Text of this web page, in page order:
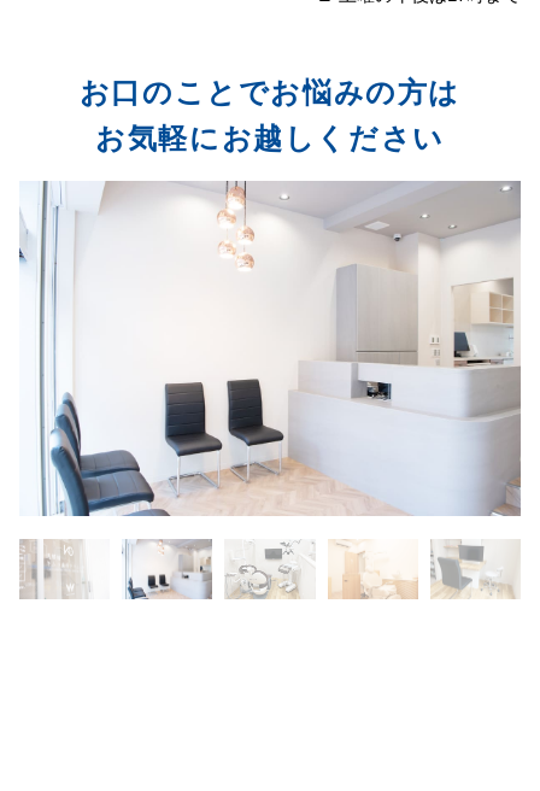
お口のことでお悩みの方は
お気軽にお越しください